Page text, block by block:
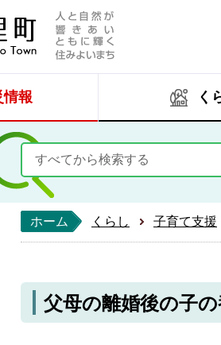
情報 く
ホーム くらし 子育て支援
父母の離婚後の子